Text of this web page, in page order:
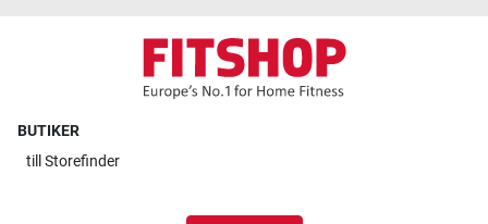
BUTIKER
till Storefinder